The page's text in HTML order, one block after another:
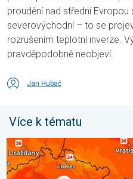
proudění nad střední
severovýchodní – to se
rozrušením teplotní inverze.
pravděpodobně neobjeví.
Jan Hubač
Více k tématu
Ochlazení bude jen mírné a